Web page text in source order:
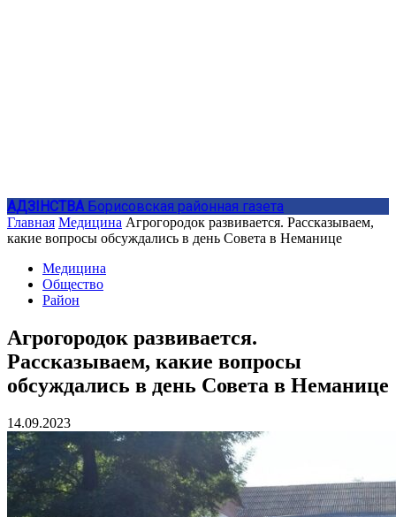
АДЗIНСТВА Борисовская районная газета
Главная Медицина Агрогородок развивается. Рассказываем,
какие вопросы обсуждались в день Совета в Неманице
Медицина
Общество
Район
Агрогородок развивается.
Рассказываем, какие вопросы
обсуждались в день Совета в Неманице
14.09.2023